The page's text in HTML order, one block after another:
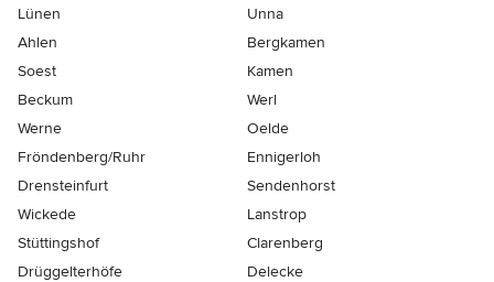
Lünen
Unna
Ahlen
Bergkamen
Soest
Kamen
Beckum
Werl
Werne
Oelde
Fröndenberg/Ruhr
Ennigerloh
Drensteinfurt
Sendenhorst
Wickede
Lanstrop
Stüttingshof
Clarenberg
Drüggelterhöfe
Delecke